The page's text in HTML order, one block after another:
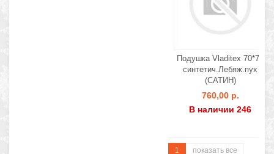
Подушка Vladitex 70*70
синтетич.Лебяж.пух
(САТИН)
760,00 р.
В наличии 246
1 показать все